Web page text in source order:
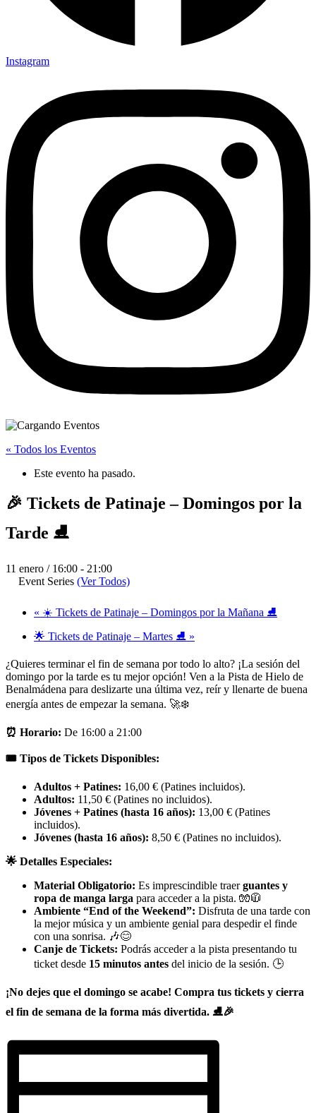
Instagram
« Todos los Eventos
Este evento ha pasado.
🎉 Tickets de Patinaje – Domingos por la
Tarde ⛸️
11 enero / 16:00 - 21:00
Event Series (Ver Todos)
« ☀️ Tickets de Patinaje – Domingos por la Mañana ⛸️
🌟 Tickets de Patinaje – Martes ⛸️ »
¿Quieres terminar el fin de semana por todo lo alto? ¡La sesión del
domingo por la tarde es tu mejor opción! Ven a la Pista de Hielo de
Benalmádena para deslizarte una última vez, reír y llenarte de buena
energía antes de empezar la semana. 🚀❄️
⏰ Horario: De 16:00 a 21:00
🎟️ Tipos de Tickets Disponibles:
Adultos + Patines: 16,00 € (Patines incluidos).
Adultos: 11,50 € (Patines no incluidos).
Jóvenes + Patines (hasta 16 años): 13,00 € (Patines
incluidos).
Jóvenes (hasta 16 años): 8,50 € (Patines no incluidos).
🌟 Detalles Especiales:
Material Obligatorio: Es imprescindible traerguantes y
ropa de manga larga para acceder a la pista. 🧤🧥
Ambiente “End of the Weekend”: Disfruta de una tarde con
la mejor música y un ambiente genial para despedir el finde
con una sonrisa. 🎶😊
Canje de Tickets: Podrás acceder a la pista presentando tu
ticket desde 15 minutos antes del inicio de la sesión. 🕒
¡No dejes que el domingo se acabe! Compra tus tickets y cierra
el fin de semana de la forma más divertida. ⛸️🎉